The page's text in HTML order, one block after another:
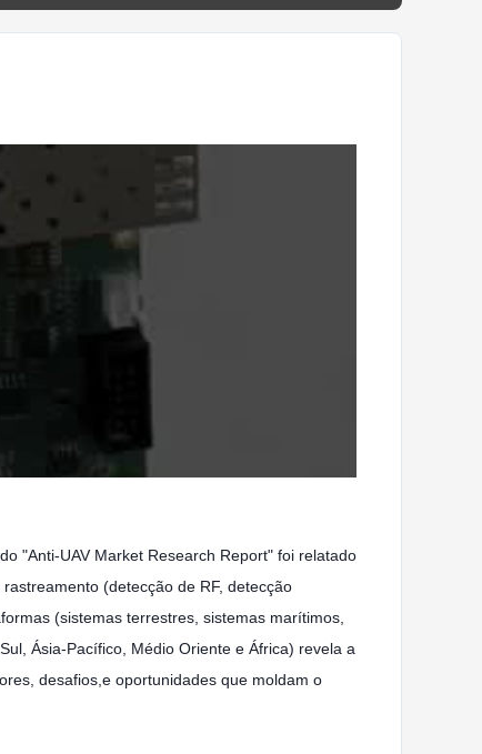
"Anti-UAV Market Research Report" foi relatado
(detecção de RF, detecção
(sistemas terrestres, sistemas marítimos,
Ásia-Pacífico, Médio Oriente e África) revela a
desafios,e oportunidades que moldam o